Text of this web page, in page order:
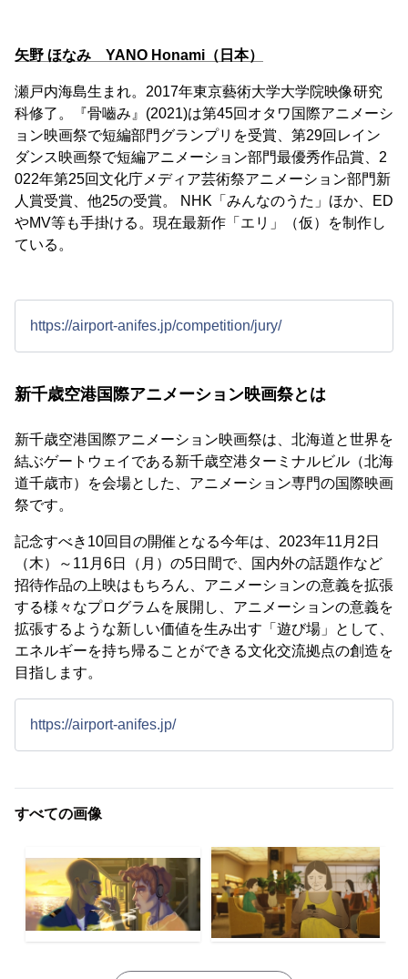
矢野 ほなみ YANO Honami（日本）
瀬戸内海島生まれ。2017年東京藝術大学大学院映像研究
科修了。『骨嚙み』(2021)は第45回オタワ国際アニメーシ
ョン映画祭で短編部門グランプリを受賞、第29回レイン
ダンス映画祭で短編アニメーション部門最優秀作品賞、2
022年第25回文化庁メディア芸術祭アニメーション部門新
人賞受賞、他25の受賞。 NHK「みんなのうた」ほか、ED
やMV等も手掛ける。現在最新作「エリ」（仮）を制作し
ている。
https://airport-anifes.jp/competition/jury/
新千歳空港国際アニメーション映画祭とは
新千歳空港国際アニメーション映画祭は、北海道と世界を
結ぶゲートウェイである新千歳空港ターミナルビル（北海
道千歳市）を会場とした、アニメーション専門の国際映画
祭です。
記念すべき10回目の開催となる今年は、2023年11月2日
（木）～11月6日（月）の5日間で、国内外の話題作など
招待作品の上映はもちろん、アニメーションの意義を拡張
する様々なプログラムを展開し、アニメーションの意義を
拡張するような新しい価値を生み出す「遊び場」として、
エネルギーを持ち帰ることができる文化交流拠点の創造を
目指します。
https://airport-anifes.jp/
すべての画像